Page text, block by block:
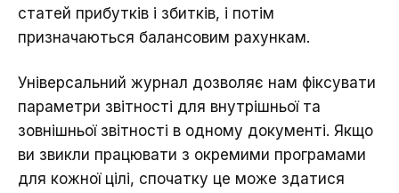
статей прибутків і збитків, і потім
призначаються балансовим рахункам.
Універсальний журнал дозволяє нам фіксувати
параметри звітності для внутрішньої та
зовнішньої звітності в одному документі. Якщо
ви звикли працювати з окремими програмами
для кожної цілі, спочатку це може здатися